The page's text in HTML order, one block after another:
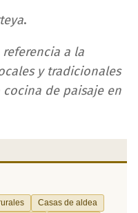
.
a la
y tradicionales
de paisaje en